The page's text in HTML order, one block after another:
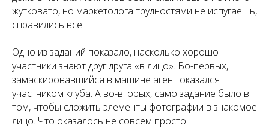
жутковато, но маркетолога трудностями не испугаешь,
справились все.
Одно из заданий показало, насколько хорошо
участники знают друг друга «в лицо». Во-первых,
замаскировавшийся в машине агент оказался
участником клуба. А во-вторых, само задание было в
том, чтобы сложить элементы фотографии в знакомое
лицо. Что оказалось не совсем просто.